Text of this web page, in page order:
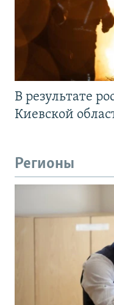
В результате
Киевской
Регионы